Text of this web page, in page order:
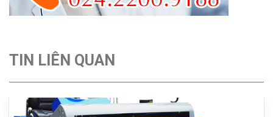
TIN LIÊN QUAN